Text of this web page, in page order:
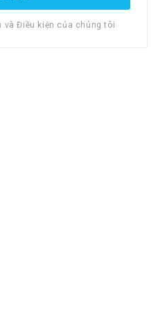
và Điều kiện của chúng tôi